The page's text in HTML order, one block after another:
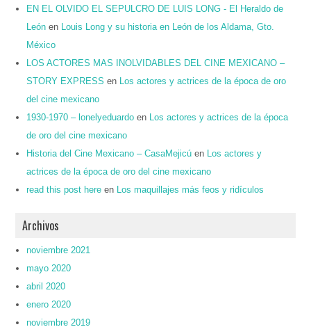
EN EL OLVIDO EL SEPULCRO DE LUIS LONG - El Heraldo de
León en
Louis Long y su historia en León de los Aldama, Gto.
México
LOS ACTORES MAS INOLVIDABLES DEL CINE MEXICANO –
STORY EXPRESS en
Los actores y actrices de la época de oro
del cine mexicano
1930-1970 – lonelyeduardo en
Los actores y actrices de la época
de oro del cine mexicano
Historia del Cine Mexicano – CasaMejicú en
Los actores y
actrices de la época de oro del cine mexicano
read this post here en Los maquillajes más feos y ridículos
Archivos
noviembre 2021
mayo 2020
abril 2020
enero 2020
noviembre 2019